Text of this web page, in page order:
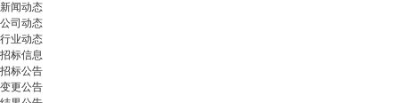
新闻动态
公司动态
行业动态
招标信息
招标公告
变更公告